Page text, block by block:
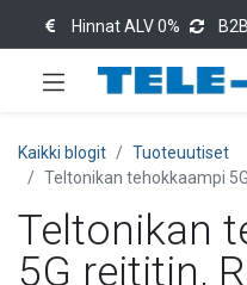
Hinnat ALV 0%
Kaikki blogit
Tuoteuutiset
Teltonikan tehokkaampi
Teltonikan
5G reititin,